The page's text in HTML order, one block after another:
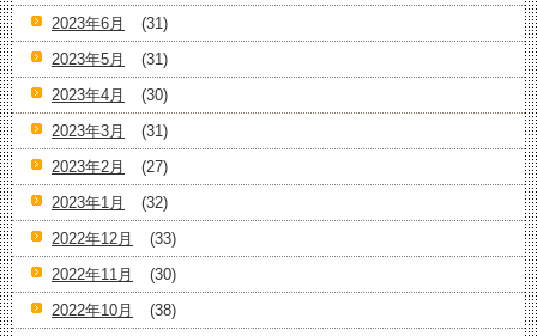
2023年6月
(31)
2023年5月
(31)
2023年4月
(30)
2023年3月
(31)
2023年2月
(27)
2023年1月
(32)
2022年12月
(33)
2022年11月
(30)
2022年10月
(38)